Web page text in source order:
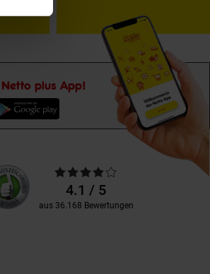
Netto plus App!
Durchschnittliche
Bewertungen4.1 / 5
aus 36.168 Bewertungen